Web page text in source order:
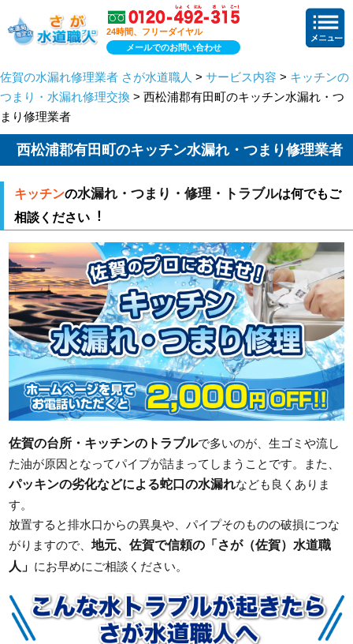
24時間、フリーダイヤル
メールでのお問い合わせ
佐賀の水漏れ修理業者 さが水道職人 > サービス内容 > キッチンの
つまり・水漏れ修理交換 > 西松浦郡有田町のキッチン水漏れ・つ
まり修理業者
西松浦郡有田町のキッチン水漏れ・つまり修理業者
キッチンの水漏れ・つまり・修理・トラブルは何でもご
相談ください︕
佐賀の台所・キッチンのトラブルで多いのが、生ゴミや流し
た油が原因となってパイプが詰まってしまうことです。また、
パッキンの劣化などによる蛇口の水漏れなども良くありま
す。
放置すると排水口からの異臭や、パイプそのものの破損につな
がりますので、地元、佐賀で信頼の「さが（佐賀）水道職
人」 にお早めにご相談ください。